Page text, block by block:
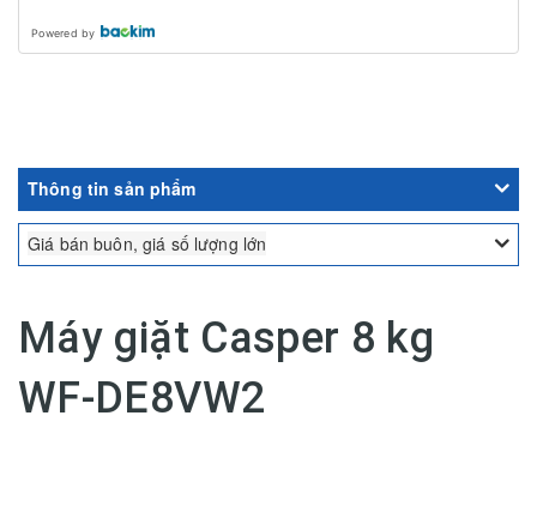
Powered by
Thông tin sản phẩm
Giá bán buôn, giá số lượng lớn
Máy giặt Casper 8 kg
WF-DE8VW2